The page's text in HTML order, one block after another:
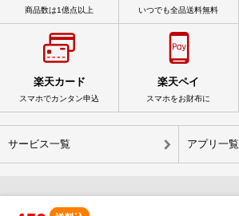
商品数は1億点以上 いつでも全品送料無料
楽天カード
スマホでカンタン申込
楽天ペイ
スマホをお財布に
サービス一覧 アプリ一覧